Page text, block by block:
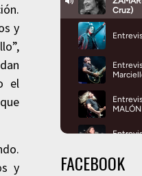
y
el
y
FACEBOOK